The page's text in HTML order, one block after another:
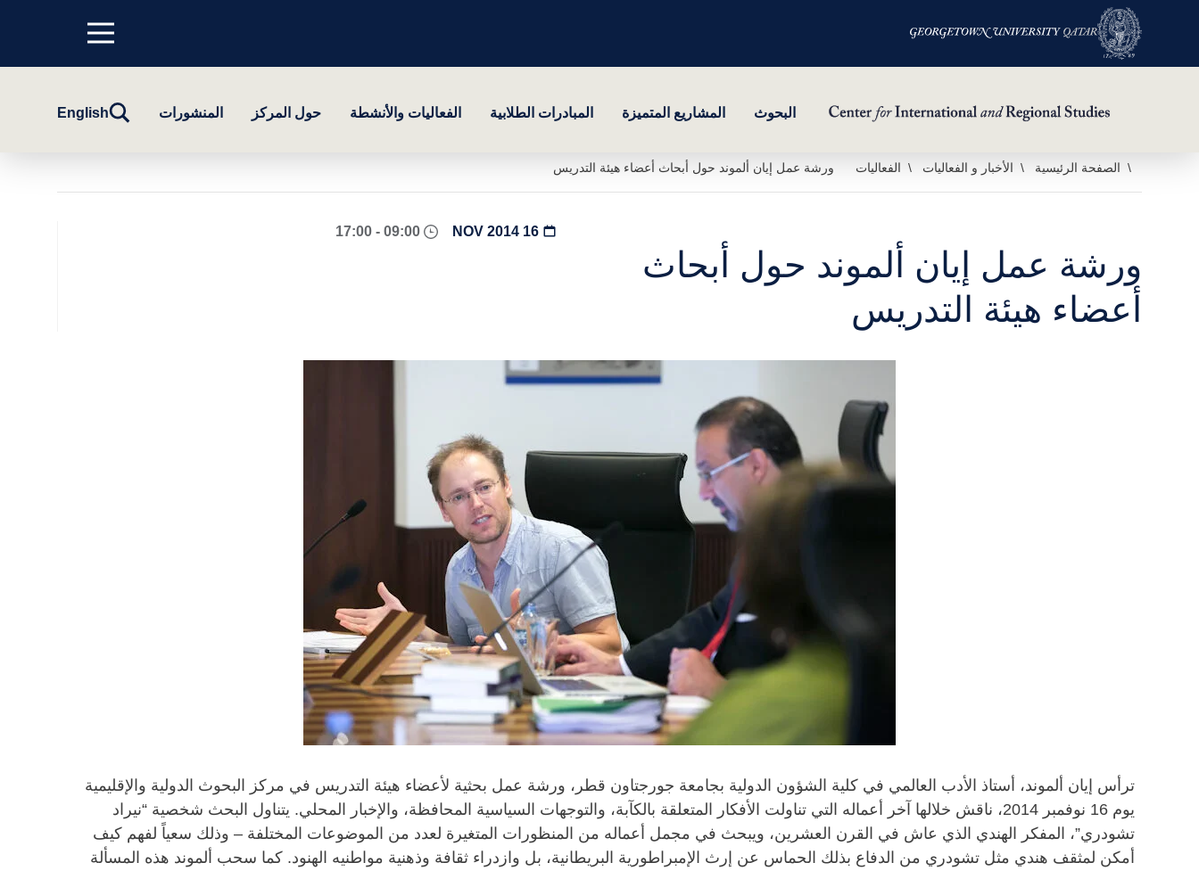
Menu
top
البحوث المشاريع المتميزة المبادرات الطلابية الفعاليات والأنشطة حول المركز المنشورات
تبديلEnglish
الصفحة الرئيسية الأخبار و الفعاليات الفعاليات ورشة عمل إيان ألموند حول أبحاث أعضاء هيئة التدريس
ورشة عمل إيان ألموند حول أبحاث
أعضاء هيئة التدريس
ترأس إيان ألموند، أستاذ الأدب العالمي في كلية الشؤون الدولية بجامعة جورجتاون قطر، ورشة عمل بحثية لأعضاء هيئة التدريس في مركز البحوث الدولية والإقليمية
يوم 16 نوفمبر 2014، ناقش خلالها آخر أعماله التي تناولت الأفكار المتعلقة بالكآبة، والتوجهات السياسية المحافظة، والإخبار المحلي. يتناول البحث شخصية “نيراد
تشودري”، المفكر الهندي الذي عاش في القرن العشرين، ويبحث في مجمل أعماله من المنظورات المتغيرة لعدد من الموضوعات المختلفة – وذلك سعياً لفهم كيف
أمكن لمثقف هندي مثل تشودري من الدفاع بذلك الحماس عن إرث الإمبراطورية البريطانية، بل وازدراء ثقافة وذهنية مواطنيه الهنود. كما سحب ألموند هذه المسألة